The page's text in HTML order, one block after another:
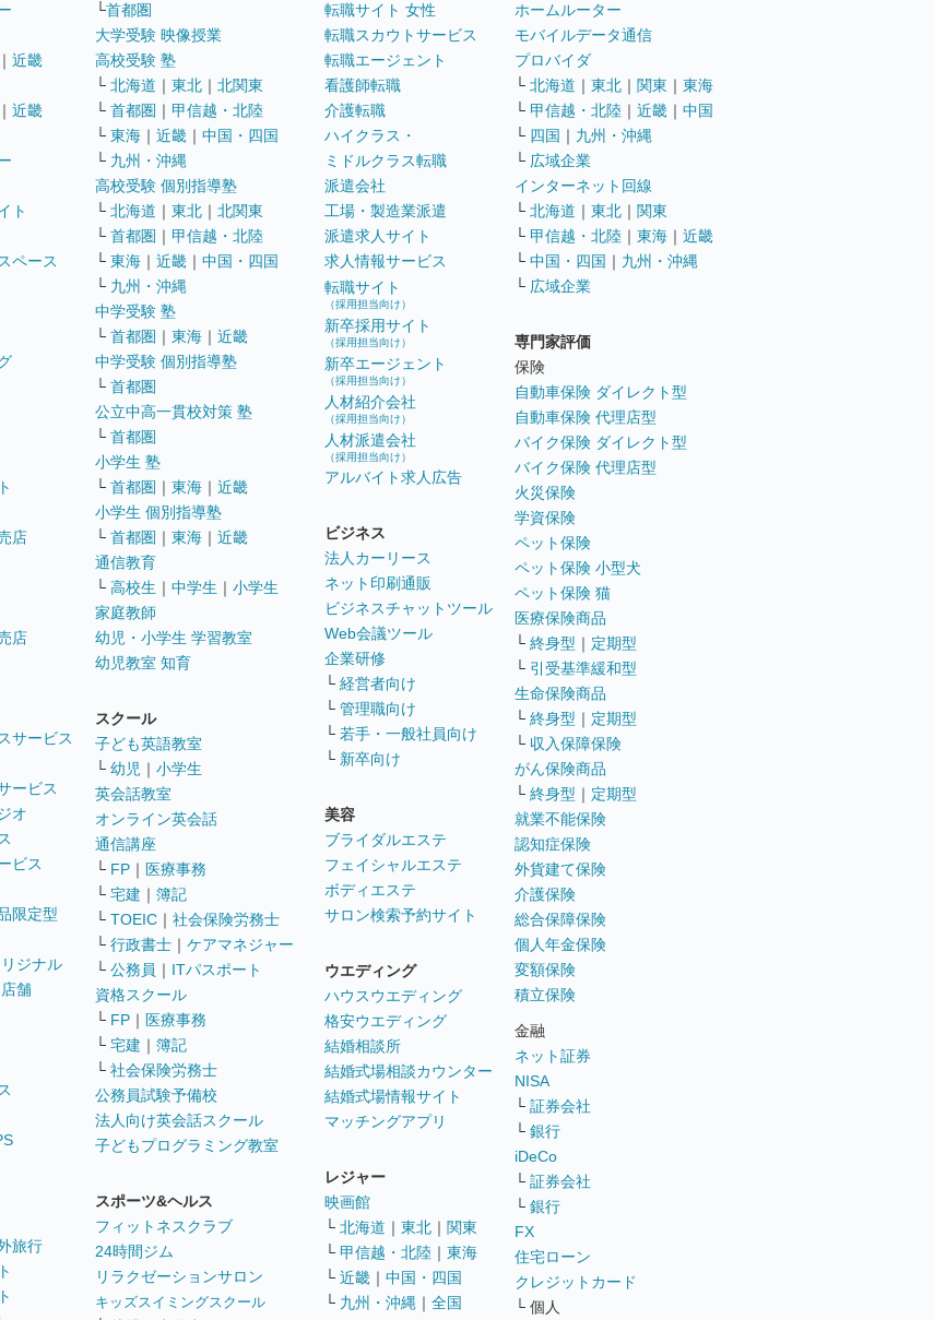
｜ 近畿
｜ 近畿
ト
ペース
店
店
サービス
ービス
オ
ビス
限定型
ジナル
舗
旅行
└首都圏
大学受験 映像授業
高校受験 塾
└ 北海道 ｜ 東北 ｜ 北関東
└ 首都圏 ｜ 甲信越・北陸
└ 東海 ｜ 近畿 ｜ 中国・四国
└ 九州・沖縄
高校受験 個別指導塾
└ 北海道 ｜ 東北 ｜ 北関東
└ 首都圏 ｜ 甲信越・北陸
└ 東海 ｜ 近畿 ｜ 中国・四国
└ 九州・沖縄
中学受験 塾
└ 首都圏 ｜ 東海 ｜ 近畿
中学受験 個別指導塾
└ 首都圏
公立中高一貫校対策 塾
└ 首都圏
小学生 塾
└ 首都圏 ｜ 東海 ｜ 近畿
小学生 個別指導塾
└ 首都圏 ｜ 東海 ｜ 近畿
通信教育
└ 高校生 ｜ 中学生 ｜ 小学生
家庭教師
幼児・小学生 学習教室
幼児教室 知育
スクール
子ども英語教室
└ 幼児 ｜ 小学生
英会話教室
オンライン英会話
通信講座
└ FP ｜ 医療事務
└ 宅建 ｜ 簿記
└ TOEIC ｜ 社会保険労務士
└ 行政書士 ｜ ケアマネジャー
└ 公務員 ｜ ITパスポート
資格スクール
└ FP ｜ 医療事務
└ 宅建 ｜ 簿記
└ 社会保険労務士
公務員試験予備校
法人向け英会話スクール
子どもプログラミング教室
スポーツ&ヘルス
フィットネスクラブ
24時間ジム
リラクゼーションサロン
キッズスイミングスクール
転職サイト 女性
転職スカウトサービス
転職エージェント
看護師転職
介護転職
ハイクラス・
ミドルクラス転職
派遣会社
工場・製造業派遣
派遣求人サイト
求人情報サービス
転職サイト
（採用担当向け）
新卒採用サイト
（採用担当向け）
新卒エージェント
（採用担当向け）
人材紹介会社
（採用担当向け）
人材派遣会社
（採用担当向け）
アルバイト求人広告
ビジネス
法人カーリース
ネット印刷通販
ビジネスチャットツール
Web会議ツール
企業研修
└ 経営者向け
└ 管理職向け
└ 若手・一般社員向け
└ 新卒向け
美容
ブライダルエステ
フェイシャルエステ
ボディエステ
サロン検索予約サイト
ウエディング
ハウスウエディング
格安ウエディング
結婚相談所
結婚式場相談カウンター
結婚式場情報サイト
マッチングアプリ
レジャー
映画館
└ 北海道 ｜ 東北 ｜ 関東
└ 甲信越・北陸 ｜ 東海
└ 近畿 ｜ 中国・四国
└ 九州・沖縄 ｜ 全国
ホームルーター
モバイルデータ通信
プロバイダ
└ 北海道 ｜ 東北 ｜ 関東 ｜ 東海
└ 甲信越・北陸 ｜ 近畿 ｜ 中国
└ 四国 ｜ 九州・沖縄
└ 広域企業
インターネット回線
└ 北海道 ｜ 東北 ｜ 関東
└ 甲信越・北陸 ｜ 東海 ｜ 近畿
└ 中国・四国 ｜ 九州・沖縄
└ 広域企業
専門家評価
保険
自動車保険 ダイレクト型
自動車保険 代理店型
バイク保険 ダイレクト型
バイク保険 代理店型
火災保険
学資保険
ペット保険
ペット保険 小型犬
ペット保険 猫
医療保険商品
└ 終身型 ｜ 定期型
└ 引受基準緩和型
生命保険商品
└ 終身型 ｜ 定期型
└ 収入保障保険
がん保険商品
└ 終身型 ｜ 定期型
就業不能保険
認知症保険
外貨建て保険
介護保険
総合保障保険
個人年金保険
変額保険
積立保険
金融
ネット証券
NISA
└ 証券会社
└ 銀行
iDeCo
└ 証券会社
└ 銀行
FX
住宅ローン
クレジットカード
└ 個人